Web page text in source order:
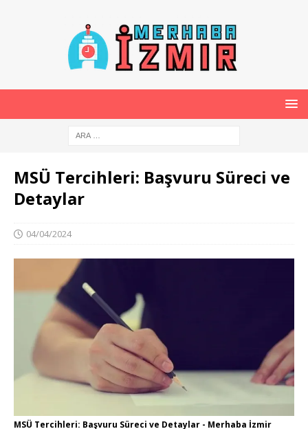
MSÜ Tercihleri: Başvuru Süreci ve
Detaylar
04/04/2024
MSÜ Tercihleri: Başvuru Süreci ve Detaylar - Merhaba İzmir